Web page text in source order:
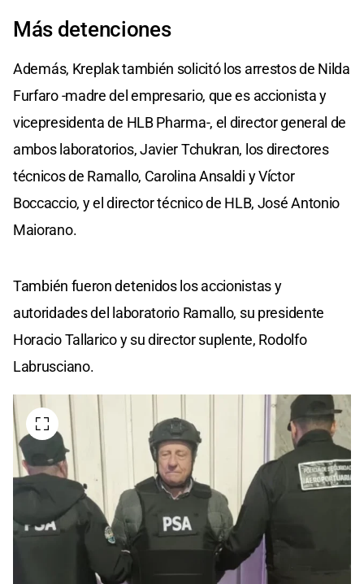
Más detenciones
Además, Kreplak también solicitó los arrestos de Nilda
Furfaro -madre del empresario, que es accionista y
vicepresidenta de HLB Pharma-, el director general de
ambos laboratorios, Javier Tchukran, los directores
técnicos de Ramallo, Carolina Ansaldi y Víctor
Boccaccio, y el director técnico de HLB, José Antonio
Maiorano.
También fueron detenidos los accionistas y
autoridades del laboratorio Ramallo, su presidente
Horacio Tallarico y su director suplente, Rodolfo
Labrusciano.